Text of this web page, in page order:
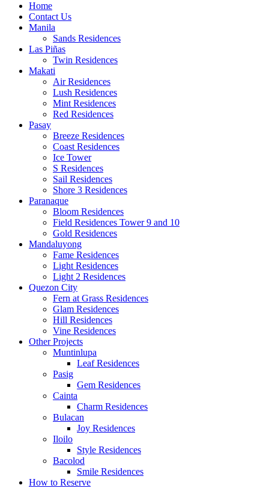
Home
Contact Us
Manila
Sands Residences
Las Piñas
Twin Residences
Makati
Air Residences
Lush Residences
Mint Residences
Red Residences
Pasay
Breeze Residences
Coast Residences
Ice Tower
S Residences
Sail Residences
Shore 3 Residences
Paranaque
Bloom Residences
Field Residences Tower 9 and 10
Gold Residences
Mandaluyong
Fame Residences
Light Residences
Light 2 Residences
Quezon City
Fern at Grass Residences
Glam Residences
Hill Residences
Vine Residences
Other Projects
Muntinlupa
Leaf Residences
Pasig
Gem Residences
Cainta
Charm Residences
Bulacan
Joy Residences
Iloilo
Style Residences
Bacolod
Smile Residences
How to Reserve